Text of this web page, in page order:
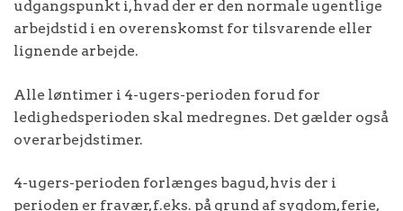
udgangspunkt i, hvad der er den normale ugentlige
arbejdstid i en overenskomst for tilsvarende eller
lignende arbejde.
Alle løntimer i 4-ugers-perioden forud for
ledighedsperioden skal medregnes. Det gælder også
overarbejdstimer.
4-ugers-perioden forlænges bagud, hvis der i
perioden er fravær, f.eks. på grund af sygdom, ferie,